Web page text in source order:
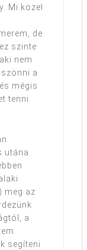
Mi közel
de
szinte
nem
a
mégis
tenni
utána
meg az
a
segíteni